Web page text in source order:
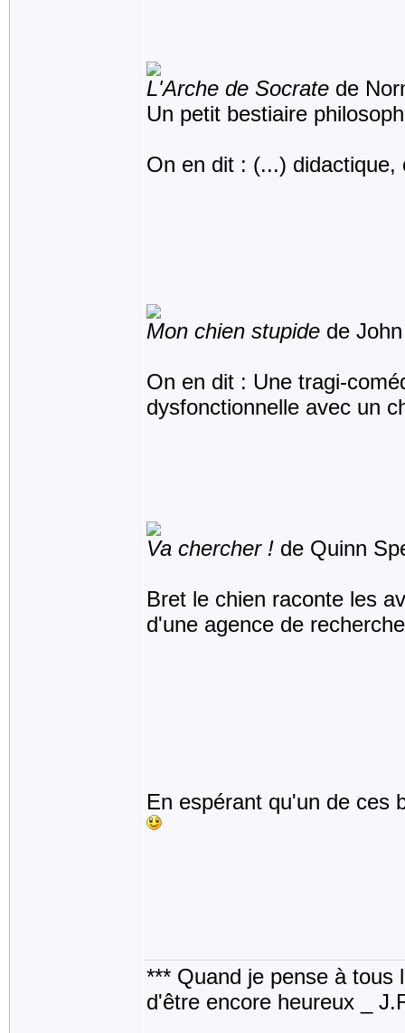
L'Arche de Socrate de
Un petit bestiaire
On en dit : (...)
Mon chien stupide de
On en dit : Une tragi-
dysfonctionnelle avec un
Va chercher ! de Quinn
Bret le chien raconte les
d'une agence de
En espérant qu'un de ces
*** Quand je pense à tous
d'être encore heureux _